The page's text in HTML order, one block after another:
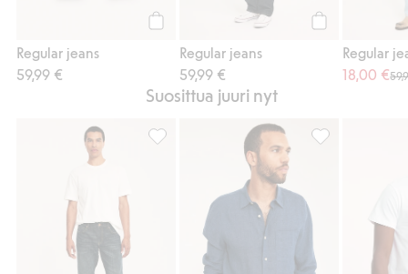
Regular jeans
59,99 €
Regular jeans
59,99 €
Regular
18,00 €
Suosittua juuri nyt
Regular jeans, Lisää suosikkeihin